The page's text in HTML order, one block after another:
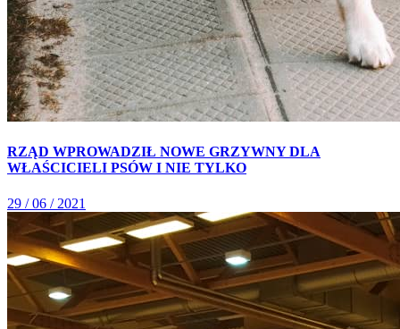
RZĄD WPROWADZIŁ NOWE GRZYWNY DLA
WŁAŚCICIELI PSÓW I NIE TYLKO
29 / 06 / 2021